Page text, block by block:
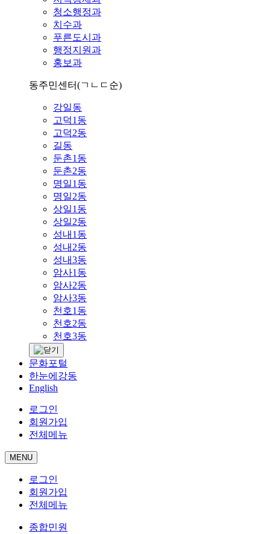
청소행정과
치수과
푸른도시과
행정지원과
홍보과
동주민센터(ㄱㄴㄷ순)
강일동
고덕1동
고덕2동
길동
둔촌1동
둔촌2동
명일1동
명일2동
상일1동
상일2동
성내1동
성내2동
성내3동
암사1동
암사2동
암사3동
천호1동
천호2동
천호3동
문화포털
한눈에강동
English
로그인
회원가입
전체메뉴
MENU
로그인
회원가입
전체메뉴
종합민원